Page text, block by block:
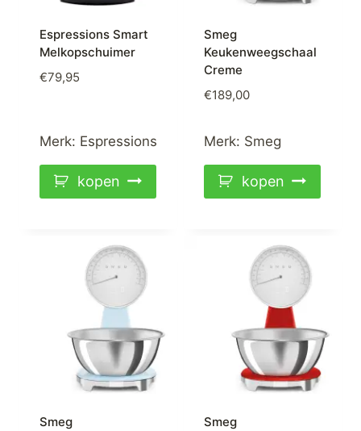
Espressions Smart
Melkopschuimer
€79,95
Merk: Espressions
kopen
Smeg
Keukenweegschaal
Creme
€189,00
Merk: Smeg
kopen
Smeg
Smeg